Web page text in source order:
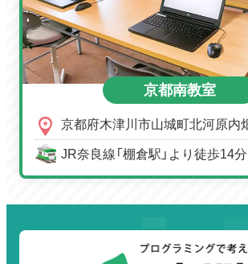
京都南教室
京都府木津川市山城町北河原内
JR奈良線「棚倉駅」より徒歩14分